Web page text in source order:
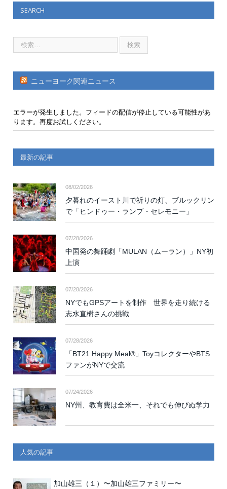
SEARCH
ニューヨーク関連ニュース
エラーが発生しました。フィードの配信が停止している可能性があ
ります。再度お試しください。
最新の記事
08/02/2026
夕暮れのイースト川で祈りの灯、ブルックリン
で「ヒンドゥー・ランプ・セレモニー」
07/28/2026
中国発の舞踊劇「MULAN（ムーラン）」NY初
上演
07/28/2026
NYでもGPSアートを制作 世界を走り続ける
志水直樹さんの挑戦
07/28/2026
「BT21 Happy Meal®」ToyコレクターやBTS
ファンがNYで交流
07/24/2026
NY州、教育費は全米一、それでも伸びぬ学力
人気の記事
加山雄三（１）〜加山雄三ファミリー〜